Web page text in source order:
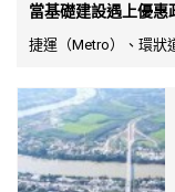
當基礎建設遇上優惠
捷運（Metro）、環狀